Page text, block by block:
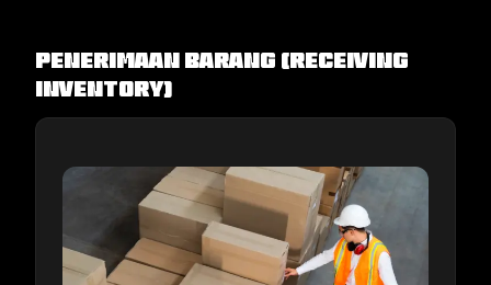
Penerimaan Barang (Receiving
Inventory)